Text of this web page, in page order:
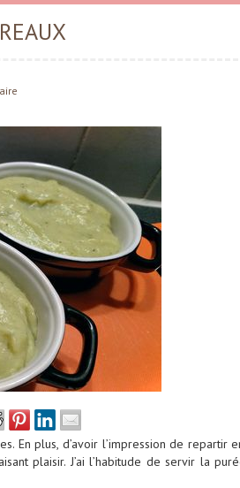
En plus, d’avoir l’impression de repartir
plaisir. J’ai l’habitude de servir la